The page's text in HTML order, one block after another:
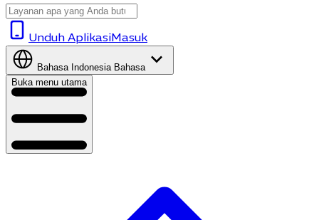
Unduh AplikasiMasuk
Bahasa Indonesia Bahasa
Buka menu utama